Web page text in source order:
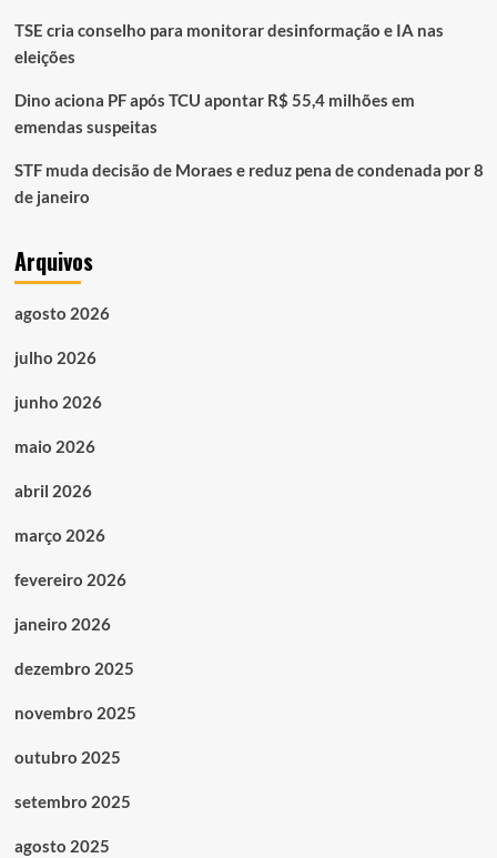
TSE cria conselho para monitorar desinformação e IA nas
eleições
Dino aciona PF após TCU apontar R$ 55,4 milhões em
emendas suspeitas
STF muda decisão de Moraes e reduz pena de condenada por 8
de janeiro
Arquivos
agosto 2026
julho 2026
junho 2026
maio 2026
abril 2026
março 2026
fevereiro 2026
janeiro 2026
dezembro 2025
novembro 2025
outubro 2025
setembro 2025
agosto 2025